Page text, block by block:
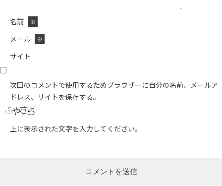
名前 ※
メール ※
サイト
次回のコメントで使用するためブラウザーに自分の名前、メールア
ドレス、サイトを保存する。
上に表示された文字を入力してください。